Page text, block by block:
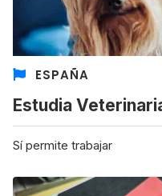
ESPAÑA
Estudia
Sí permite trabajar